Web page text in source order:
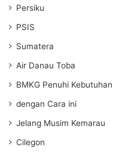
Persiku
PSIS
Sumatera
Air Danau Toba
BMKG Penuhi Kebutuhan
dengan Cara ini
Jelang Musim Kemarau
Cilegon